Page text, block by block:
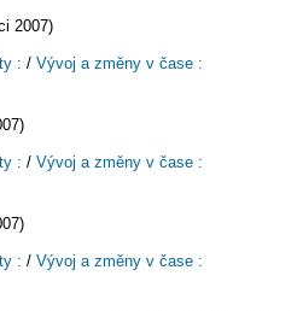
2007)
: / Vývoj a změny v čase :
: / Vývoj a změny v čase :
: / Vývoj a změny v čase :